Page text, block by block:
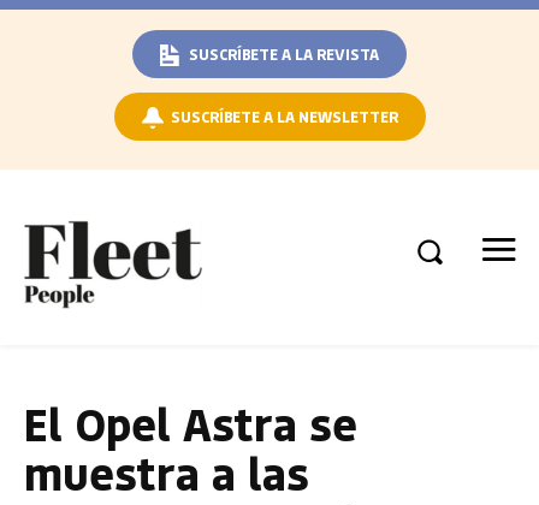
SUSCRÍBETE A LA REVISTA
SUSCRÍBETE A LA NEWSLETTER
El Opel Astra se
muestra a las